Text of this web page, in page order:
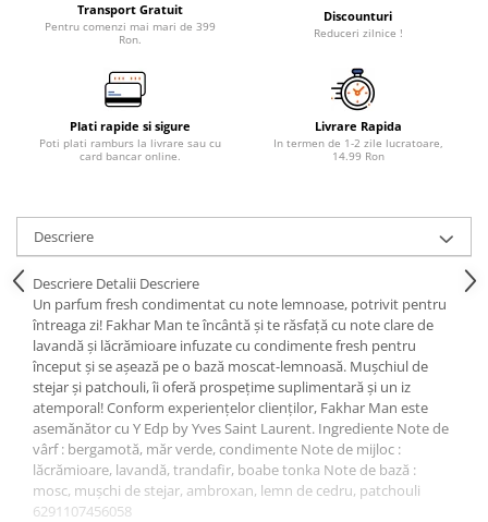
Transport Gratuit
Pentru comenzi mai mari de 399
Ron.
Discounturi
Reduceri zilnice !
Plati rapide si sigure
Poti plati ramburs la livrare sau cu
card bancar online.
Livrare Rapida
In termen de 1-2 zile lucratoare,
14.99 Ron
Descriere
Descriere Detalii Descriere
Un parfum fresh condimentat cu note lemnoase, potrivit pentru
întreaga zi! Fakhar Man te încântă și te răsfață cu note clare de
lavandă și lăcrămioare infuzate cu condimente fresh pentru
început și se așează pe o bază moscat-lemnoasă. Mușchiul de
stejar și patchouli, îi oferă prospețime suplimentară și un iz
atemporal! Conform experiențelor clienților, Fakhar Man este
asemănător cu Y Edp by Yves Saint Laurent. Ingrediente Note de
vârf : bergamotă, măr verde, condimente Note de mijloc :
lăcrămioare, lavandă, trandafir, boabe tonka Note de bază :
mosc, mușchi de stejar, ambroxan, lemn de cedru, patchouli
6291107456058